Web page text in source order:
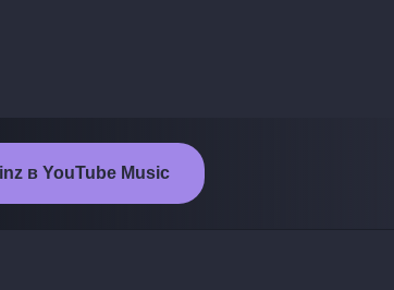
в YouTube Music